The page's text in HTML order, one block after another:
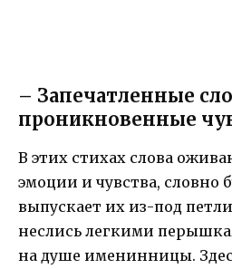
– Запечатленные
проникновенные
В этих стихах слова
эмоции и чувства, словно
выпускает их из-под
неслись легкими
на душе именинницы.